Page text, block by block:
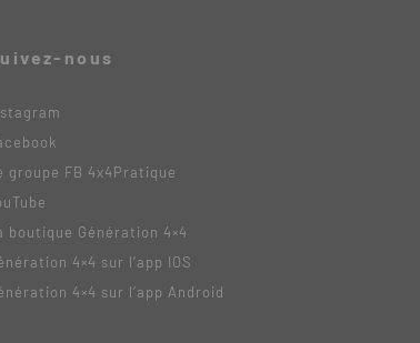
nous
groupe FB 4x4Pratique
boutique Génération 4×4
4×4 sur l’app IOS
4×4 sur l’app Android